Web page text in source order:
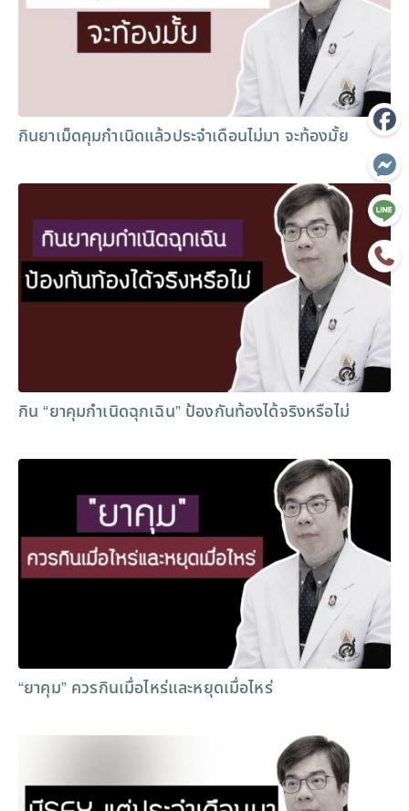
กินยาเม็ดคุมกำเนิดแล้วประจำเดือนไม่มา จะท้องมั้ย
กิน “ยาคุมกำเนิดฉุกเฉิน” ป้องกันท้องได้จริงหรือไม่
“ยาคุม” ควรกินเมื่อไหร่และหยุดเมื่อไหร่